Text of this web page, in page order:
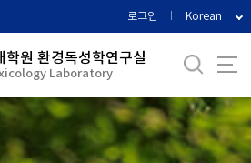
로그인 Korean
학원 환경독성학연구실
Laboratory